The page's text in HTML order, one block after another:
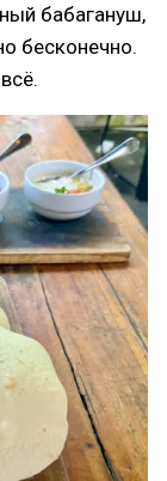
бабагануш,
бесконечно.